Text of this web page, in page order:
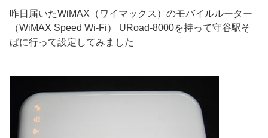
昨日届いたWiMAX（ワイマックス）のモバイルルーター
（WiMAX Speed Wi-Fi） URoad-8000を持って守谷駅そ
ばに行って設定してみました